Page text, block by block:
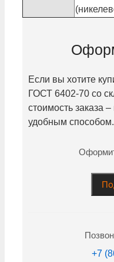
Если вы хотите
ГОСТ 6402-70 со
стоимость заказа
удобным способом.
+7